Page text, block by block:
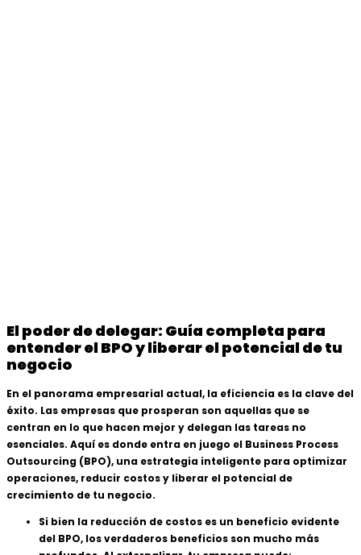
El poder de delegar: Guía completa para
entender el BPO y liberar el potencial de tu
negocio
En el panorama empresarial actual, la eficiencia es la clave del
éxito. Las empresas que prosperan son aquellas que se
centran en lo que hacen mejor y delegan las tareas no
esenciales. Aquí es donde entra en juego el Business Process
Outsourcing (BPO), una estrategia inteligente para optimizar
operaciones, reducir costos y liberar el potencial de
crecimiento de tu negocio.
Si bien la reducción de costos es un beneficio evidente
del BPO, los verdaderos beneficios son mucho más